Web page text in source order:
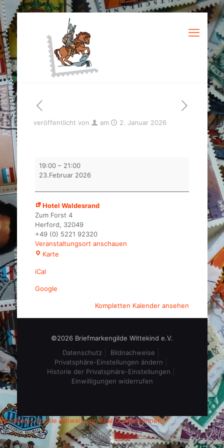
veröffentlicht von am 2. Januar 2026
BMG
Herford
19:00 – 21:00
23.Februar 2026
Hotel Waldesrand
Zum Forst 4
Herford, 32049
+49 (0) 5221 92320
Veranstaltungsort anschauen
KarteHotel
iCal
Google
Kompletten Kalender ansehen
©2026 Briefmarkengilde Wittekind e.V.
Datenschutz
Bildnachweise
Privatsphäre-Einstellungen ändern
Historie der Privatsphäre-Einstellungen
Einwilligungen widerrufen
WordPress Cookie Hinweis von Real Cookie Banner